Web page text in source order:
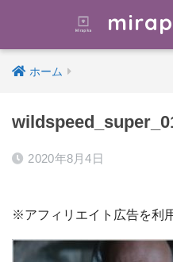
ホーム
2020年8月4日
※アフィリエイト広告を利